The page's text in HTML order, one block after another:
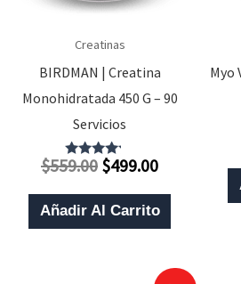
Creatinas
BIRDMAN | Creatina
Monohidratada 450 G – 90
Servicios
Valorado
4.00
De 5
$559.00 El
Original
Era:
$499.00El
Actual
Es:
Añadir Al Carrito
Myo